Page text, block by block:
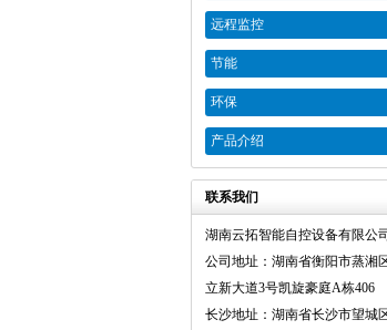
远程监控
节能
环保
产品介绍
联系我们
湖南云拓智能自控设备有限公司
公司地址：湖南省衡阳市蒸湘
立新大道3号凯旋豪庭A栋406
长沙地址：湖南省长沙市望城